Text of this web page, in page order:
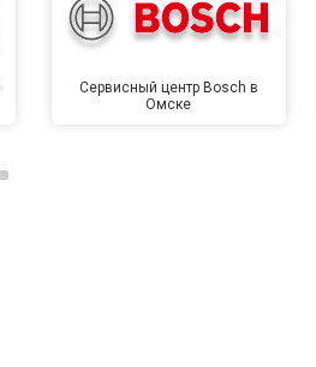
Сервисный центр Bosch в
Омске